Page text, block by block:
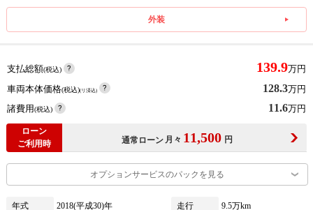
外装
支払総額(税込) 139.9万円
車両本体価格(税込)(リ済込) 128.3万円
諸費用(税込) 11.6万円
ローン
ご利用時
通常ローン 月々 11,500 円
オプションサービスのパックを見る
年式 2018(平成30)年 走行
9.5万km